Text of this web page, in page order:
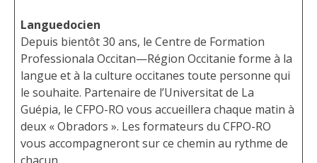
Languedocien
Depuis bientôt 30 ans, le Centre de Formation
Professionala Occitan—Région Occitanie forme à la
langue et à la culture occitanes toute personne qui
le souhaite. Partenaire de l’Universitat de La
Guépia, le CFPO-RO vous accueillera chaque matin à
deux « Obradors ». Les formateurs du CFPO-RO
vous accompagneront sur ce chemin au rythme de